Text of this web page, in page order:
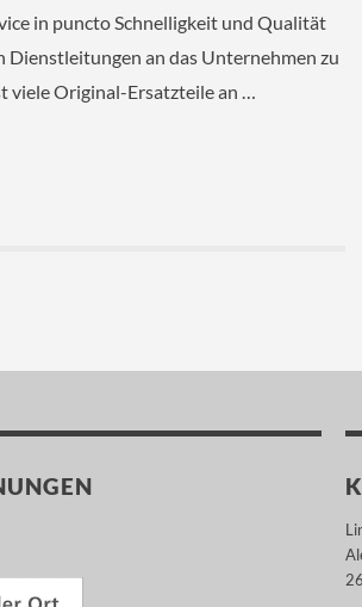
in puncto Schnelligkeit und Qualität
an das Unternehmen zu
viele Original-Ersatzteile an …